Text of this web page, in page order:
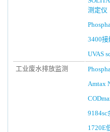
测定仪
3400
UVAS
工业废水排放监测
Amtax
9184sc
1720E